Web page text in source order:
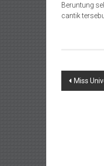
Beruntung
cantik
Miss